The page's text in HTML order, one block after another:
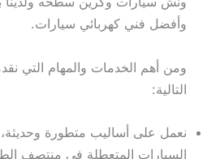
وأفضل فني كهربائي سيارات.
ومن أهم الخدمات والمهام التي
التالية:
نعمل على أساليب متطورة
السيارات المتعطلة في منتصف